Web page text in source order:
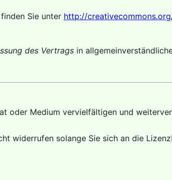
Sie unter http://
des Vertrags in
oder Medium vervielfältigen und
widerrufen solange Sie sich an die